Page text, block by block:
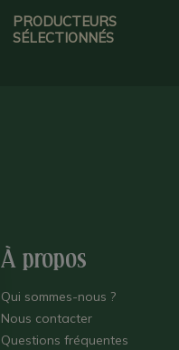
PRODUCTEURS
SÉLECTIONNÉS
À propos
Qui sommes-nous ?
Nous contacter
Questions fréquentes